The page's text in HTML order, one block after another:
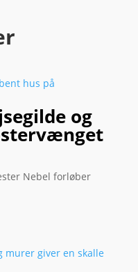
og
Nebel forløber